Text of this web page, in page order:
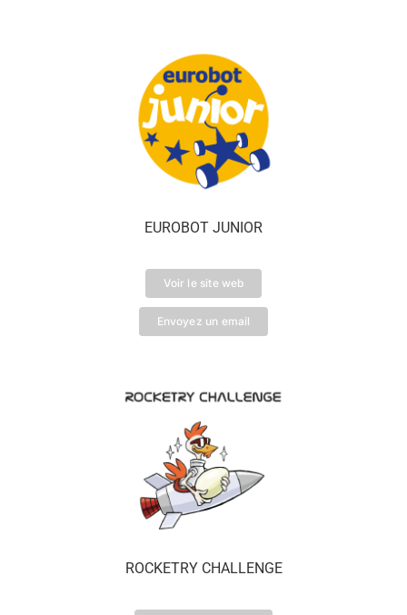
EUROBOT JUNIOR
Voir le site web
Envoyez un email
ROCKETRY CHALLENGE